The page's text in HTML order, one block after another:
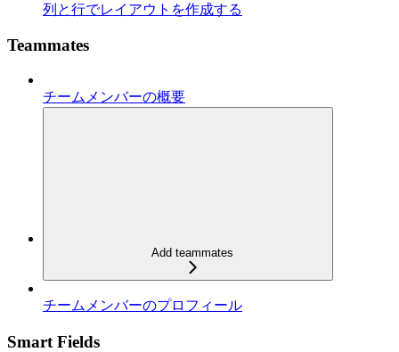
列と行でレイアウトを作成する
Teammates
チームメンバーの概要
Add teammates
チームメンバーのプロフィール
Smart Fields